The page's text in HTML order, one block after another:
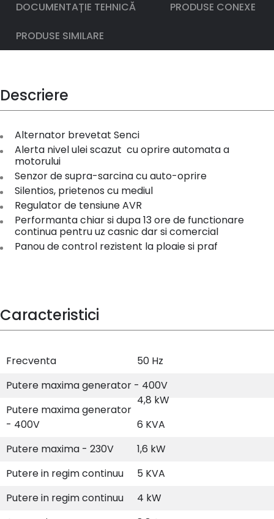
DOCUMENTAȚIE TEHNICĂ PRODUSE CONEXE
PRODUSE SIMILARE
Descriere
Alternator brevetat Senci
Alerta nivel ulei scazut cu oprire automata a
motorului
Senzor de supra-sarcina cu auto-oprire
Silentios, prietenos cu mediul
Regulator de tensiune AVR
Performanta chiar si dupa 13 ore de functionare
continua pentru uz casnic dar si comercial
Panou de control rezistent la ploaie si praf
Caracteristici
Frecventa
50 Hz
Putere maxima generator - 400V
4,8 kW
Putere maxima generator
- 400V
6 KVA
Putere maxima - 230V
1,6 kW
Putere in regim continuu
5 KVA
Putere in regim continuu
4 kW